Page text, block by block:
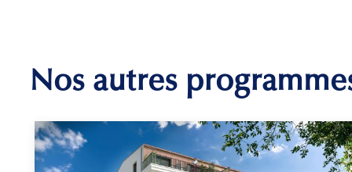
Nos autres